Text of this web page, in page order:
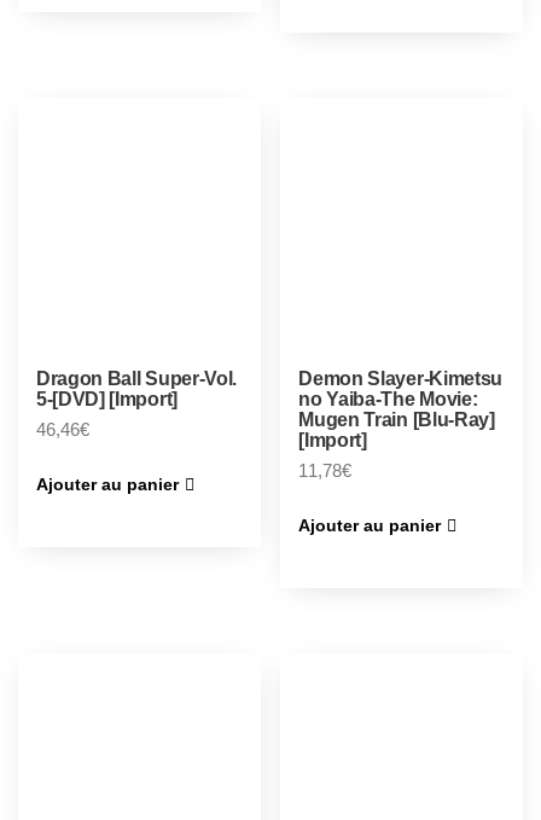
Dragon Ball Super-Vol.
5-[DVD] [Import]
46,46€
Ajouter au panier
Demon Slayer-Kimetsu
no Yaiba-The Movie:
Mugen Train [Blu-Ray]
[Import]
11,78€
Ajouter au panier